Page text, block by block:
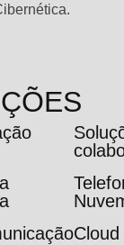
Cloud